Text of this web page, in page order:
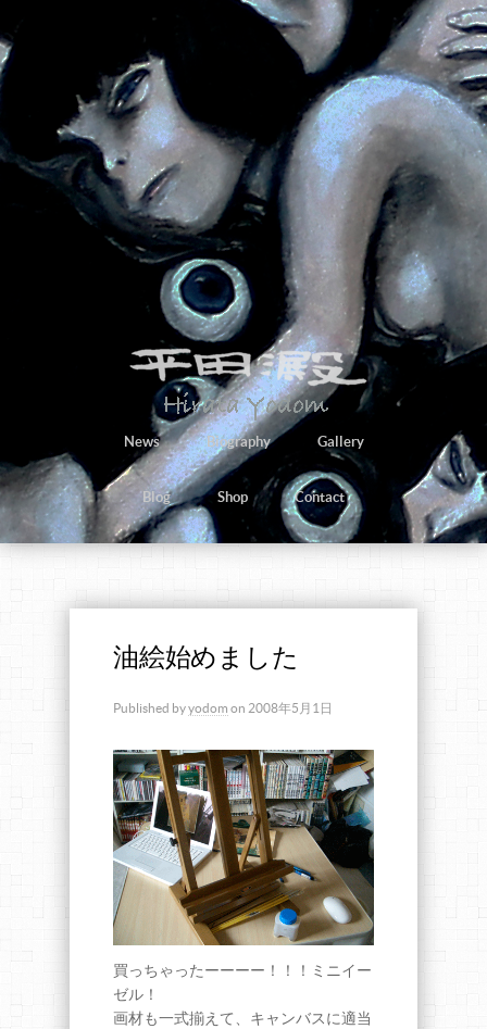
News Biography Gallery
Blog Shop Contact
油絵始めました
Published byyodom on 2008年5月1日
買っちゃったーーーー！！！ミニイー
ゼル！
画材も一式揃えて、キャンバスに適当